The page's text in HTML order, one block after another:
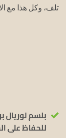
تلف، وكل هذا مع
للحفاظ على